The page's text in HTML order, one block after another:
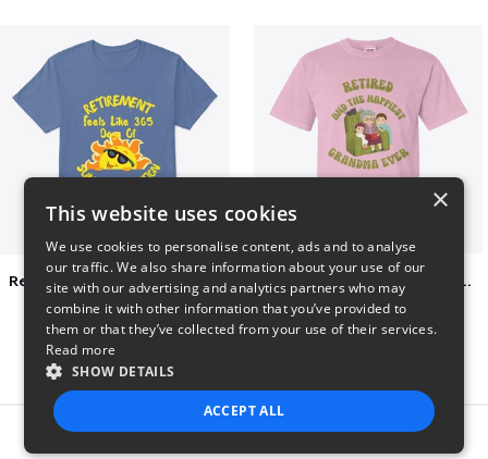
$23
Retired and the happiest grandma ever
$22
×
This website uses cookies
We use cookies to personalise content, ads and to analyse
our traffic. We also share information about your use of our
site with our advertising and analytics partners who may
combine it with other information that you’ve provided to
them or that they’ve collected from your use of their services.
Read more
SHOW DETAILS
ACCEPT ALL